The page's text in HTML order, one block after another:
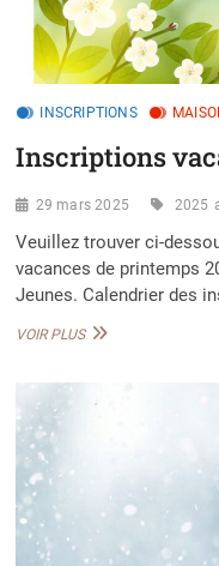
INSCRIPTIONS
Inscriptions
29 mars 2025 2025
Veuillez trouver ci-
vacances de printemps
Jeunes. Calendrier des
VOIR PLUSINSCRIPTIONS